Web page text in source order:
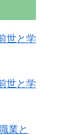
世と学
世と学
業と